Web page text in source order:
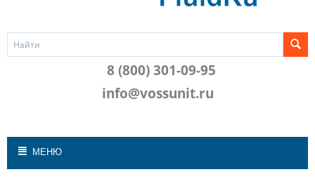
8 (800) 301-09-95
info@vossunit.ru
МЕНЮ